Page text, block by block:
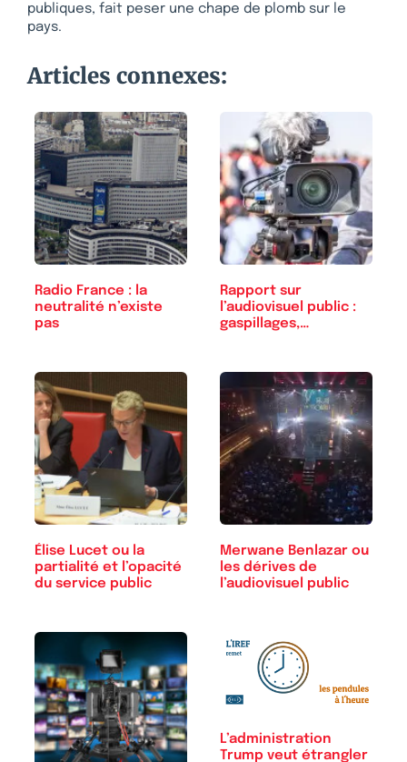
publiques, fait peser une chape de plomb sur le
pays.
Articles connexes:
Radio France : la
neutralité n’existe
pas
Rapport sur
l’audiovisuel public :
gaspillages,…
Élise Lucet ou la
partialité et l’opacité
du service public
Merwane Benlazar ou
les dérives de
l’audiovisuel public
L’administration
Trump veut étrangler